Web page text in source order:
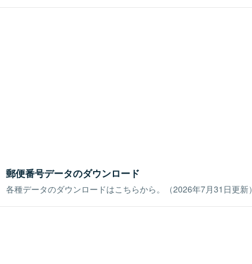
郵便番号データのダウンロード
各種データのダウンロードはこちらから。（2026年7月31日更新）